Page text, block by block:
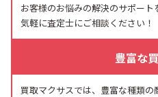
お客様のお悩みの解決のサポー
気軽に査定士にご相談ください！
豊富な
買取マクサスでは、豊富な種類の